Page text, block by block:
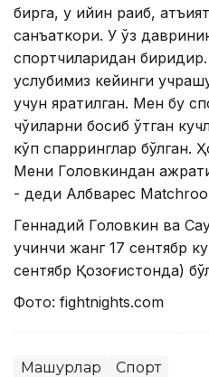
бирга, у қийин рақиб,
санъаткори. У ўз
спортчиларидан
услубимиз кейинги
учун яратилган. Мен бу
чўққиларни босиб ўтган
кўп спарринглар бўлган.
Мени Головкиндан
- деди Албварес
Геннадий Головкин ва
учинчи жанг 17 сентябр
сентябр Қозоғистонда)
Фото: fightnights.cоm
Машҳурлар Спорт